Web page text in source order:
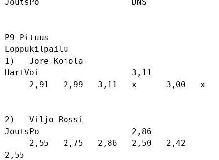
JoutsPo                   DNS
P9 Pituus
Loppukilpailu
1)   Jore Kojola
HartVoi                   3,11
2)   Viljo Rossi
JoutsPo                   2,86
2,55